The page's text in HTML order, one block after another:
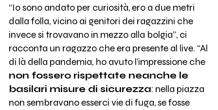
“Io sono andato per curiosità, ero a due metri
dalla folla, vicino ai genitori dei ragazzini che
invece si trovavano in mezzo alla bolgia”, ci
racconta un ragazzo che era presente al live. “Al
di là della pandemia, ho avuto l’impressione che
non fossero rispettate neanche le
basilari misure di sicurezza: nella piazza
non sembravano esserci vie di fuga, se fosse